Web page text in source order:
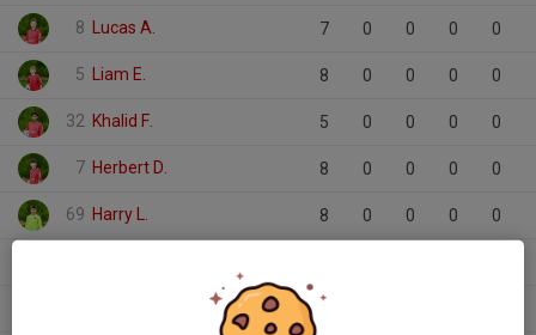
8 Lucas A. 7 0 0 0 0
5 Liam E. 8 0 0 0 0
32 Khalid F. 5 0 0 0 0
7 Herbert D. 8 0 0 0 0
69 Harry L. 8 0 0 0 0